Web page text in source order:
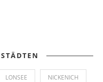
LONSEE NICKENICH